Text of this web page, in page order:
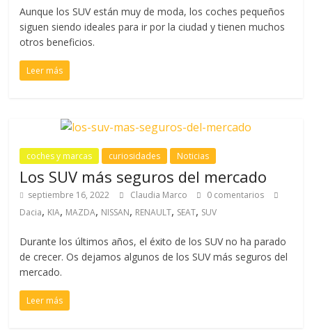
Aunque los SUV están muy de moda, los coches pequeños
siguen siendo ideales para ir por la ciudad y tienen muchos
otros beneficios.
Leer más
coches y marcas curiosidades Noticias
Los SUV más seguros del mercado
septiembre 16, 2022 Claudia Marco
0 comentarios
Dacia, KIA, MAZDA, NISSAN, RENAULT, SEAT, SUV
Durante los últimos años, el éxito de los SUV no ha parado
de crecer. Os dejamos algunos de los SUV más seguros del
mercado.
Leer más